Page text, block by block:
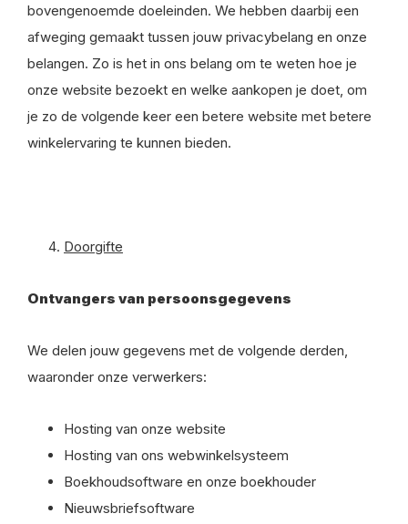
bovengenoemde doeleinden. We hebben daarbij een
afweging gemaakt tussen jouw privacybelang en onze
belangen. Zo is het in ons belang om te weten hoe je
onze website bezoekt en welke aankopen je doet, om
je zo de volgende keer een betere website met betere
winkelervaring te kunnen bieden.
Doorgifte
Ontvangers van persoonsgegevens
We delen jouw gegevens met de volgende derden,
waaronder onze verwerkers:
Hosting van onze website
Hosting van ons webwinkelsysteem
Boekhoudsoftware en onze boekhouder
Nieuwsbriefsoftware